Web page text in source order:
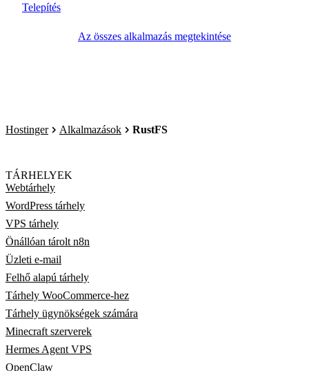
Telepítés
Az összes alkalmazás megtekintése
Hostinger Alkalmazások RustFS
TÁRHELYEK
Webtárhely
WordPress tárhely
VPS tárhely
Önállóan tárolt n8n
Üzleti e-mail
Felhő alapú tárhely
Tárhely WooCommerce-hez
Tárhely ügynökségek számára
Minecraft szerverek
Hermes Agent VPS
OpenClaw